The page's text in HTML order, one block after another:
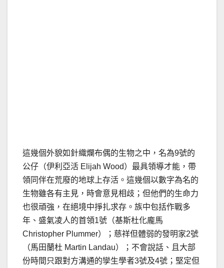
這幾個外貌如針織爛布偶的生物之中，名為9號的
公仔（伊利亞活 Elijah Wood）最具領導才能，帶
領同伴在荒廢的地球上存活。這幾個以數字為名的
生物雖各有主見，時會意見相歧；但他們的生命力
也很頑強，在絕境中掙扎求存。族中包括作戰多
年、盛氣凌人的首領1號（基斯杜化龐馬
Christopher Plummer）；慈祥但體弱的發明家2號
（馬田蘭杜 Martin Landau）；不會說話、且大部
份時間只跟對方溝通的孿生學者3號及4號；堅定但